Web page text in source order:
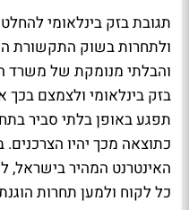
תגובת בזק בינלאומי
ולתחרות בשוק התקשורת
והבלתי מנומקת של משרד
בזק בינלאומי ולצמצם
תפגע באופן בלתי סביר
כתוצאה מכך יהיו
האינטרנט המהיר בישראל,
כל לקוח ולמען תחרות